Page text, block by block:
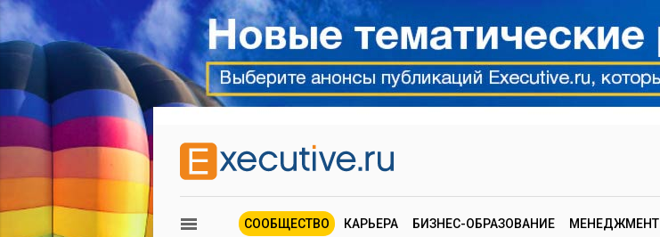
СООБЩЕСТВО КАРЬЕРА БИЗНЕС-ОБРАЗОВАНИЕ МЕНЕДЖМЕНТ